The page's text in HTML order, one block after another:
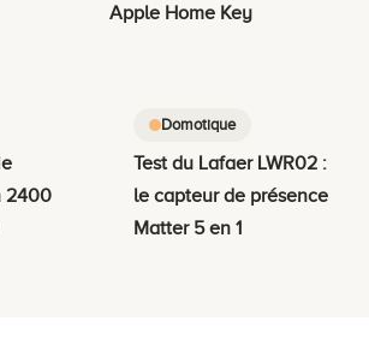
Apple Home Key
2400
Domotique
Test du Lafaer LWR02 :
le capteur de présence
Matter 5 en 1